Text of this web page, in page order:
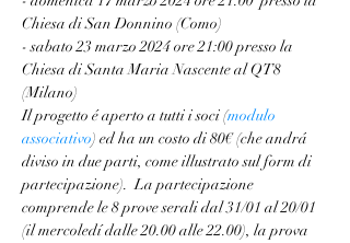
Chiesa di San Donnino (Como)
- sabato 23 marzo 2024 ore 21:00 presso la
Chiesa di Santa Maria Nascente al QT8
(Milano)
Il progetto é aperto a tutti i soci (modulo
associativo) ed ha un costo di 80€ (che andrá
diviso in due parti, come illustrato sul form di
partecipazione).  La partecipazione
comprende le 8 prove serali dal 31/01 al 20/01
(il mercoledí dalle 20.00 alle 22.00), la prova